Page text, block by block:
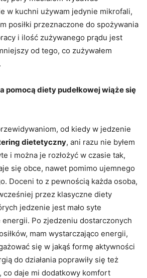
w kuchni używam jedynie mikrofali,
posiłki przeznaczone do spożywania
i ilość zużywanego prądu jest
od tego, co zużywałem
pomocą diety pudełkowej wiąże się
od kiedy w jedzenie
dietetyczny, ani razu nie byłem
i można je rozłożyć w czasie tak,
się obce, nawet pomimo ujemnego
Doceni to z pewnością każda osoba,
przez klasyczne diety
jedzenie jest mało syte
Po zjedzeniu dostarczonych
mam wystarczająco energii,
się w jakąś formę aktywności
do działania poprawiły się też
co daje mi dodatkowy komfort